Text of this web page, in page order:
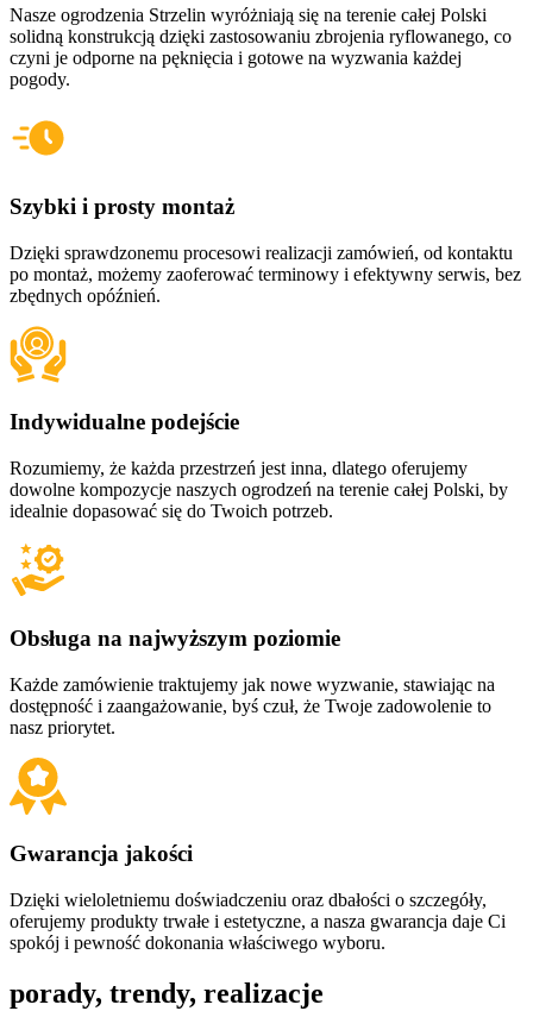
Nasze ogrodzenia Strzelin wyróżniają się na terenie całej Polski
solidną konstrukcją dzięki zastosowaniu zbrojenia ryflowanego, co
czyni je odporne na pęknięcia i gotowe na wyzwania każdej
pogody.
Szybki i prosty montaż
Dzięki sprawdzonemu procesowi realizacji zamówień, od kontaktu
po montaż, możemy zaoferować terminowy i efektywny serwis, bez
zbędnych opóźnień.
Indywidualne podejście
Rozumiemy, że każda przestrzeń jest inna, dlatego oferujemy
dowolne kompozycje naszych ogrodzeń na terenie całej Polski, by
idealnie dopasować się do Twoich potrzeb.
Obsługa na najwyższym poziomie
Każde zamówienie traktujemy jak nowe wyzwanie, stawiając na
dostępność i zaangażowanie, byś czuł, że Twoje zadowolenie to
nasz priorytet.
Gwarancja jakości
Dzięki wieloletniemu doświadczeniu oraz dbałości o szczegóły,
oferujemy produkty trwałe i estetyczne, a nasza gwarancja daje Ci
spokój i pewność dokonania właściwego wyboru.
porady, trendy, realizacje